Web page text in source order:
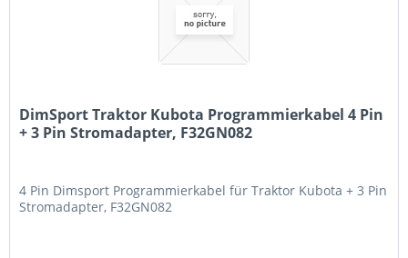
DimSport Traktor Kubota Programmierkabel 4 Pin
+ 3 Pin Stromadapter, F32GN082
4 Pin Dimsport Programmierkabel für Traktor Kubota + 3 Pin
Stromadapter, F32GN082